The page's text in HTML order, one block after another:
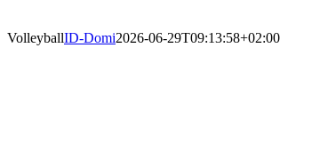
VolleyballID-Domi2026-06-29T09:13:58+02:00